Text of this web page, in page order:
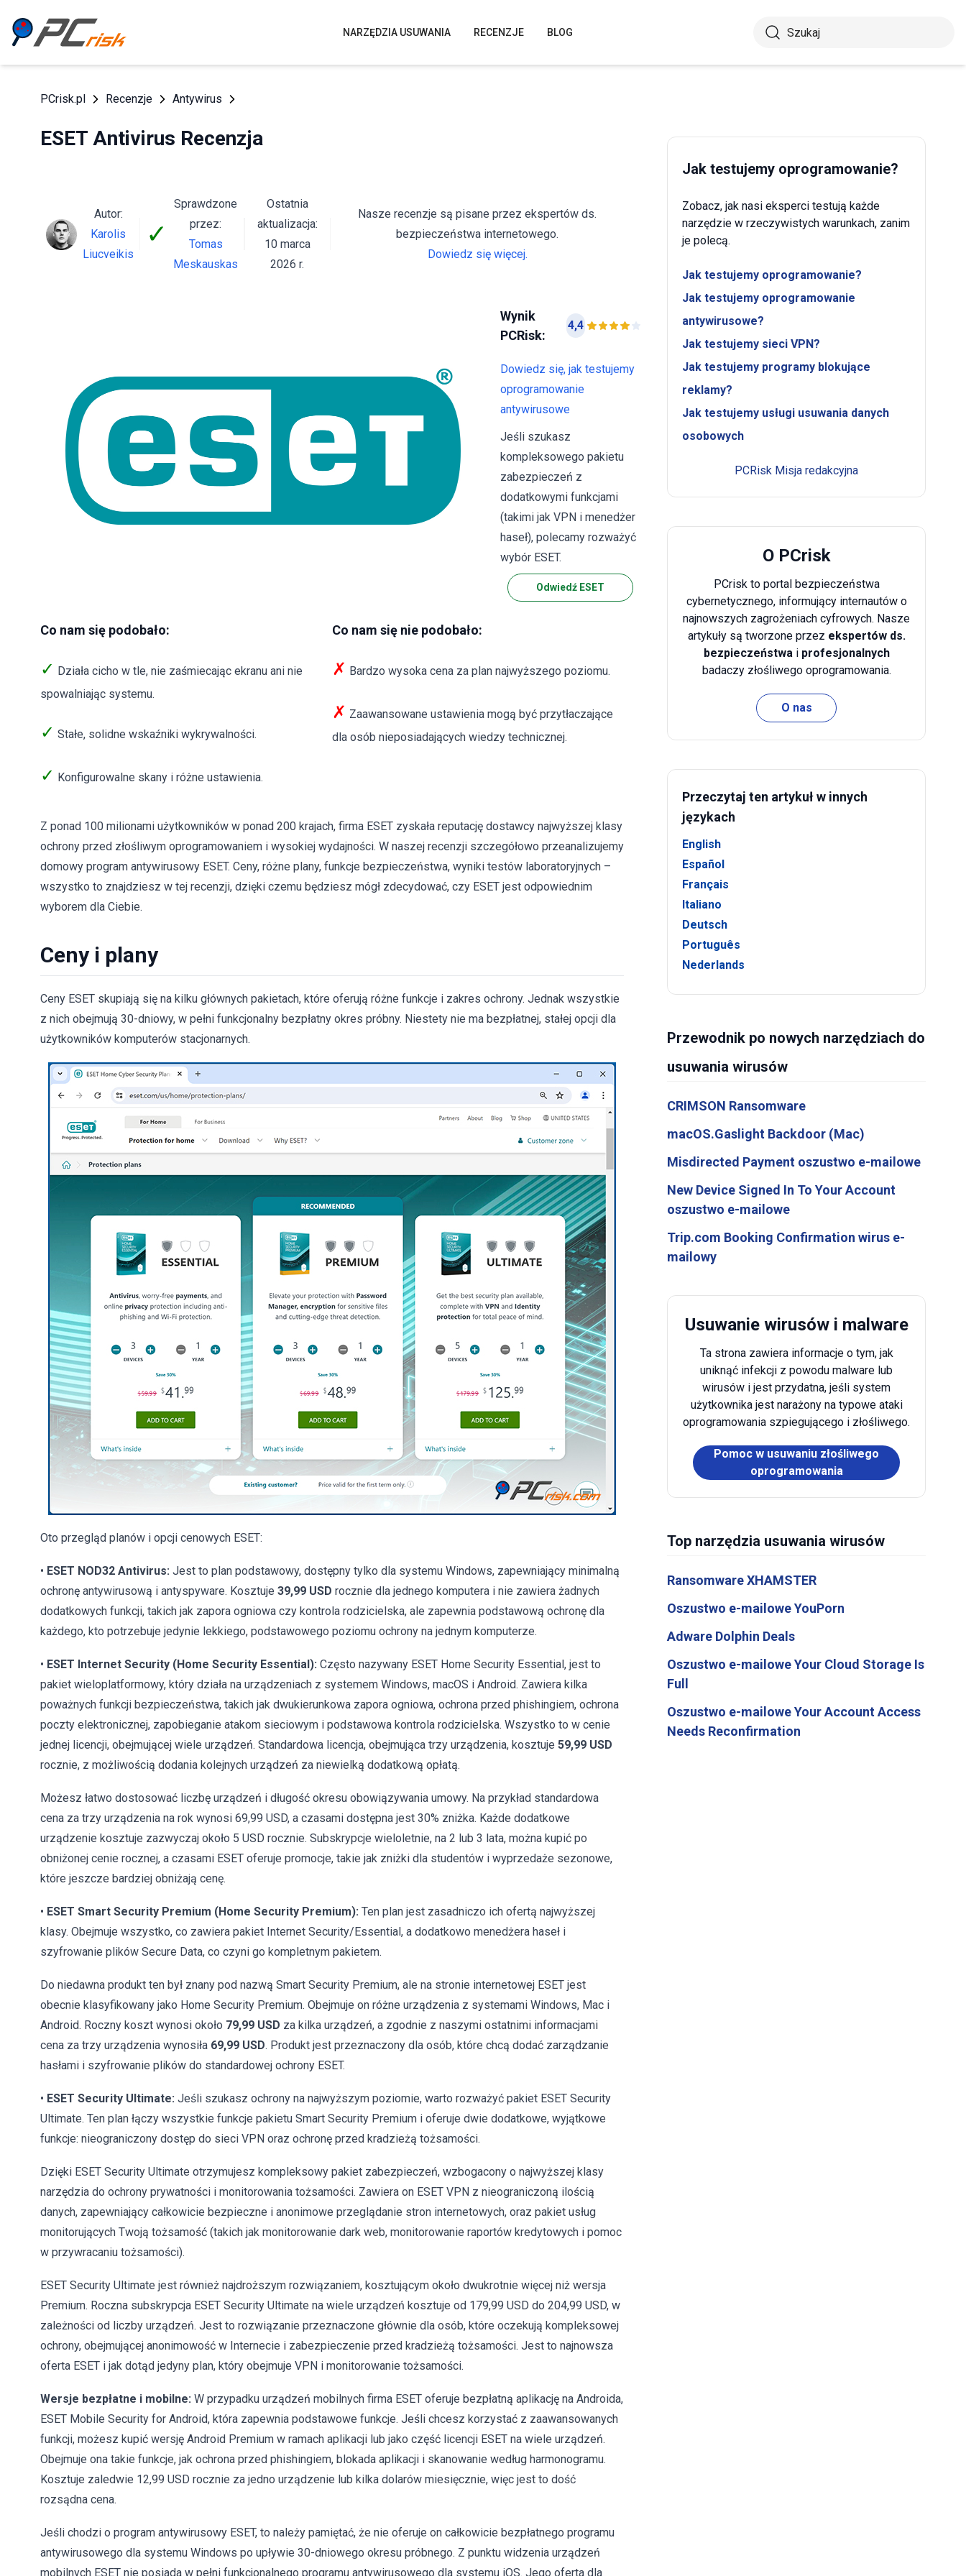
NARZĘDZIA USUWANIA RECENZJE BLOG
PCrisk.pl Recenzje Antywirus
ESET Antivirus Recenzja
Autor:
Karolis
Liucveikis
✓
Sprawdzone
przez:
Tomas
Meskauskas
Ostatnia
aktualizacja:
10 marca
2026 r.
Nasze recenzje są pisane przez ekspertów ds.
bezpieczeństwa internetowego.
Dowiedz się więcej.
Wynik
PCRisk:
4,4
Dowiedz się, jak testujemy
oprogramowanie
antywirusowe
Jeśli szukasz
kompleksowego pakietu
zabezpieczeń z
dodatkowymi funkcjami
(takimi jak VPN i menedżer
haseł), polecamy rozważyć
wybór ESET.
Odwiedź ESET
Co nam się podobało:
✓ Działa cicho w tle, nie zaśmiecając ekranu ani nie
spowalniając systemu.
✓ Stałe, solidne wskaźniki wykrywalności.
✓ Konfigurowalne skany i różne ustawienia.
Co nam się nie podobało:
✗ Bardzo wysoka cena za plan najwyższego poziomu.
✗ Zaawansowane ustawienia mogą być przytłaczające
dla osób nieposiadających wiedzy technicznej.
Z ponad 100 milionami użytkowników w ponad 200 krajach, firma ESET zyskała reputację dostawcy najwyższej klasy
ochrony przed złośliwym oprogramowaniem i wysokiej wydajności. W naszej recenzji szczegółowo przeanalizujemy
domowy program antywirusowy ESET. Ceny, różne plany, funkcje bezpieczeństwa, wyniki testów laboratoryjnych –
wszystko to znajdziesz w tej recenzji, dzięki czemu będziesz mógł zdecydować, czy ESET jest odpowiednim
wyborem dla Ciebie.
Ceny i plany
Ceny ESET skupiają się na kilku głównych pakietach, które oferują różne funkcje i zakres ochrony. Jednak wszystkie
z nich obejmują 30-dniowy, w pełni funkcjonalny bezpłatny okres próbny. Niestety nie ma bezpłatnej, stałej opcji dla
użytkowników komputerów stacjonarnych.
Oto przegląd planów i opcji cenowych ESET:
• ESET NOD32 Antivirus: Jest to plan podstawowy, dostępny tylko dla systemu Windows, zapewniający minimalną
ochronę antywirusową i antyspyware. Kosztuje 39,99 USD rocznie dla jednego komputera i nie zawiera żadnych
dodatkowych funkcji, takich jak zapora ogniowa czy kontrola rodzicielska, ale zapewnia podstawową ochronę dla
każdego, kto potrzebuje jedynie lekkiego, podstawowego poziomu ochrony na jednym komputerze.
• ESET Internet Security (Home Security Essential): Często nazywany ESET Home Security Essential, jest to
pakiet wieloplatformowy, który działa na urządzeniach z systemem Windows, macOS i Android. Zawiera kilka
poważnych funkcji bezpieczeństwa, takich jak dwukierunkowa zapora ogniowa, ochrona przed phishingiem, ochrona
poczty elektronicznej, zapobieganie atakom sieciowym i podstawowa kontrola rodzicielska. Wszystko to w cenie
jednej licencji, obejmującej wiele urządzeń. Standardowa licencja, obejmująca trzy urządzenia, kosztuje 59,99 USD
rocznie, z możliwością dodania kolejnych urządzeń za niewielką dodatkową opłatą.
Możesz łatwo dostosować liczbę urządzeń i długość okresu obowiązywania umowy. Na przykład standardowa
cena za trzy urządzenia na rok wynosi 69,99 USD, a czasami dostępna jest 30% zniżka. Każde dodatkowe
urządzenie kosztuje zazwyczaj około 5 USD rocznie. Subskrypcje wieloletnie, na 2 lub 3 lata, można kupić po
obniżonej cenie rocznej, a czasami ESET oferuje promocje, takie jak zniżki dla studentów i wyprzedaże sezonowe,
które jeszcze bardziej obniżają cenę.
• ESET Smart Security Premium (Home Security Premium): Ten plan jest zasadniczo ich ofertą najwyższej
klasy. Obejmuje wszystko, co zawiera pakiet Internet Security/Essential, a dodatkowo menedżera haseł i
szyfrowanie plików Secure Data, co czyni go kompletnym pakietem.
Do niedawna produkt ten był znany pod nazwą Smart Security Premium, ale na stronie internetowej ESET jest
obecnie klasyfikowany jako Home Security Premium. Obejmuje on różne urządzenia z systemami Windows, Mac i
Android. Roczny koszt wynosi około 79,99 USD za kilka urządzeń, a zgodnie z naszymi ostatnimi informacjami
cena za trzy urządzenia wynosiła 69,99 USD. Produkt jest przeznaczony dla osób, które chcą dodać zarządzanie
hasłami i szyfrowanie plików do standardowej ochrony ESET.
• ESET Security Ultimate: Jeśli szukasz ochrony na najwyższym poziomie, warto rozważyć pakiet ESET Security
Ultimate. Ten plan łączy wszystkie funkcje pakietu Smart Security Premium i oferuje dwie dodatkowe, wyjątkowe
funkcje: nieograniczony dostęp do sieci VPN oraz ochronę przed kradzieżą tożsamości.
Dzięki ESET Security Ultimate otrzymujesz kompleksowy pakiet zabezpieczeń, wzbogacony o najwyższej klasy
narzędzia do ochrony prywatności i monitorowania tożsamości. Zawiera on ESET VPN z nieograniczoną ilością
danych, zapewniający całkowicie bezpieczne i anonimowe przeglądanie stron internetowych, oraz pakiet usług
monitorujących Twoją tożsamość (takich jak monitorowanie dark web, monitorowanie raportów kredytowych i pomoc
w przywracaniu tożsamości).
ESET Security Ultimate jest również najdroższym rozwiązaniem, kosztującym około dwukrotnie więcej niż wersja
Premium. Roczna subskrypcja ESET Security Ultimate na wiele urządzeń kosztuje od 179,99 USD do 204,99 USD, w
zależności od liczby urządzeń. Jest to rozwiązanie przeznaczone głównie dla osób, które oczekują kompleksowej
ochrony, obejmującej anonimowość w Internecie i zabezpieczenie przed kradzieżą tożsamości. Jest to najnowsza
oferta ESET i jak dotąd jedyny plan, który obejmuje VPN i monitorowanie tożsamości.
Wersje bezpłatne i mobilne: W przypadku urządzeń mobilnych firma ESET oferuje bezpłatną aplikację na Androida,
ESET Mobile Security for Android, która zapewnia podstawowe funkcje. Jeśli chcesz korzystać z zaawansowanych
funkcji, możesz kupić wersję Android Premium w ramach aplikacji lub jako część licencji ESET na wiele urządzeń.
Obejmuje ona takie funkcje, jak ochrona przed phishingiem, blokada aplikacji i skanowanie według harmonogramu.
Kosztuje zaledwie 12,99 USD rocznie za jedno urządzenie lub kilka dolarów miesięcznie, więc jest to dość
rozsądna cena.
Jeśli chodzi o program antywirusowy ESET, to należy pamiętać, że nie oferuje on całkowicie bezpłatnego programu
antywirusowego dla systemu Windows po upływie 30-dniowego okresu próbnego. Z punktu widzenia urządzeń
mobilnych ESET nie posiada w pełni funkcjonalnego programu antywirusowego dla systemu iOS. Jego oferta dla
Jak testujemy oprogramowanie?
Zobacz, jak nasi eksperci testują każde
narzędzie w rzeczywistych warunkach, zanim
je polecą.
Jak testujemy oprogramowanie?
Jak testujemy oprogramowanie
antywirusowe?
Jak testujemy sieci VPN?
Jak testujemy programy blokujące
reklamy?
Jak testujemy usługi usuwania danych
osobowych
PCRisk Misja redakcyjna
O PCrisk
PCrisk to portal bezpieczeństwa
cybernetycznego, informujący internautów o
najnowszych zagrożeniach cyfrowych. Nasze
artykuły są tworzone przez ekspertów ds.
bezpieczeństwai profesjonalnych
badaczy złośliwego oprogramowania.
O nas
Przeczytaj ten artykuł w innych
językach
English
Español
Français
Italiano
Deutsch
Português
Nederlands
Przewodnik po nowych narzędziach do
usuwania wirusów
CRIMSON Ransomware
macOS.Gaslight Backdoor (Mac)
Misdirected Payment oszustwo e-mailowe
New Device Signed In To Your Account
oszustwo e-mailowe
Trip.com Booking Confirmation wirus e-
mailowy
Usuwanie wirusów i malware
Ta strona zawiera informacje o tym, jak
uniknąć infekcji z powodu malware lub
wirusów i jest przydatna, jeśli system
użytkownika jest narażony na typowe ataki
oprogramowania szpiegującego i złośliwego.
Pomoc w usuwaniu złośliwego
oprogramowania
Top narzędzia usuwania wirusów
Ransomware XHAMSTER
Oszustwo e-mailowe YouPorn
Adware Dolphin Deals
Oszustwo e-mailowe Your Cloud Storage Is
Full
Oszustwo e-mailowe Your Account Access
Needs Reconfirmation